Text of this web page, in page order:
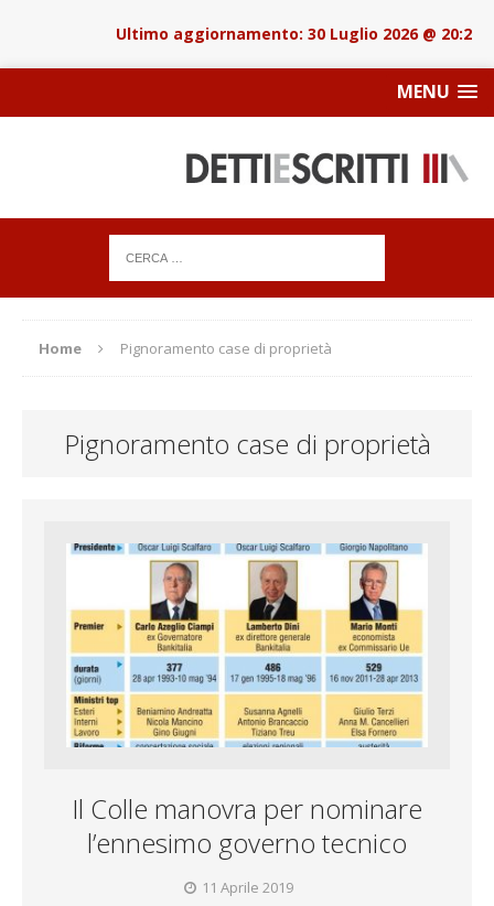
30 Luglio 2026 @ 20:22
MENU
Home Pignoramento case di proprietà
Pignoramento case di proprietà
Il Colle manovra per nominare
l’ennesimo governo tecnico
11 Aprile 2019